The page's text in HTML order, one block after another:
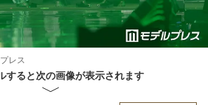
レス
すると次の画像が表示されます